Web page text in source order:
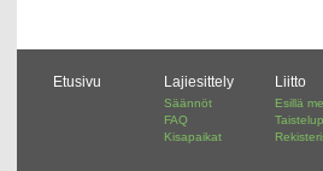
Etusivu Lajiesittely
Säännöt
FAQ
Kisapaikat
Liitto
Esillä